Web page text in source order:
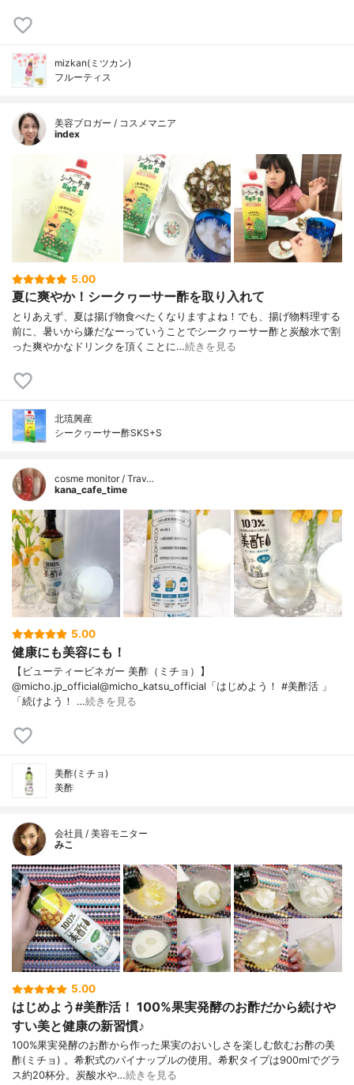
mizkan(ミツカン)
フルーティス
美容ブロガー / コスメマニア
index
5.00
夏に爽やか！シークヮーサー酢を取り入れて
とりあえず、夏は揚げ物食べたくなりますよね！でも、揚げ物料理する
前に、暑いから嫌だなーっていうことでシークヮーサー酢と炭酸水で割
った爽やかなドリンクを頂くことに…続きを見る
北琉興産
シークヮーサー酢SKS+S
cosme monitor / Trav…
kana_cafe_time
5.00
健康にも美容にも！
【ビューティービネガー 美酢（ミチョ）】
@micho.jp_official@micho_katsu_official「はじめよう！ #美酢活 」
「続けよう！ …続きを見る
美酢(ミチョ)
美酢
会社員 / 美容モニター
みこ
5.00
はじめよう#美酢活！ 100%果実発酵のお酢だから続けや
すい美と健康の新習慣♪
100%果実発酵のお酢から作った果実のおいしさを楽しむ飲むお酢の美
酢(ミチョ) 。希釈式のパイナップルの使用。希釈タイプは900mlでグラ
ス約20杯分。炭酸水や…続きを見る